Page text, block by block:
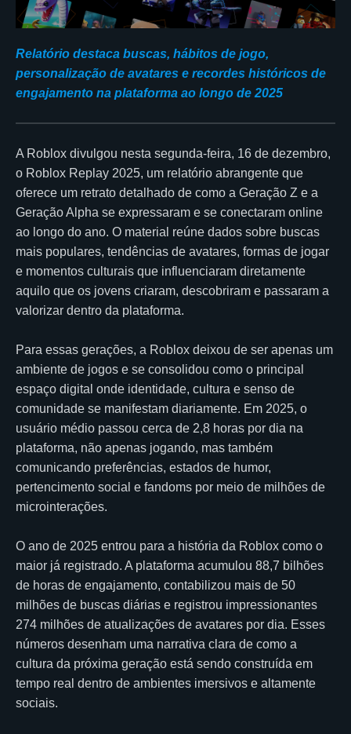
Relatório destaca buscas, hábitos de jogo,
personalização de avatares e recordes históricos de
engajamento na plataforma ao longo de 2025
A Roblox divulgou nesta segunda-feira, 16 de dezembro,
o Roblox Replay 2025, um relatório abrangente que
oferece um retrato detalhado de como a Geração Z e a
Geração Alpha se expressaram e se conectaram online
ao longo do ano. O material reúne dados sobre buscas
mais populares, tendências de avatares, formas de jogar
e momentos culturais que influenciaram diretamente
aquilo que os jovens criaram, descobriram e passaram a
valorizar dentro da plataforma.
Para essas gerações, a Roblox deixou de ser apenas um
ambiente de jogos e se consolidou como o principal
espaço digital onde identidade, cultura e senso de
comunidade se manifestam diariamente. Em 2025, o
usuário médio passou cerca de 2,8 horas por dia na
plataforma, não apenas jogando, mas também
comunicando preferências, estados de humor,
pertencimento social e fandoms por meio de milhões de
microinterações.
O ano de 2025 entrou para a história da Roblox como o
maior já registrado. A plataforma acumulou 88,7 bilhões
de horas de engajamento, contabilizou mais de 50
milhões de buscas diárias e registrou impressionantes
274 milhões de atualizações de avatares por dia. Esses
números desenham uma narrativa clara de como a
cultura da próxima geração está sendo construída em
tempo real dentro de ambientes imersivos e altamente
sociais.